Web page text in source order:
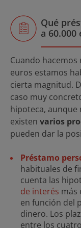
Qué
a 60.000
Cuando
euros estamos
cierta magnitud.
caso muy
hipoteca, aunque
existen varios
pueden dar la
Préstamo
habituales de
cuenta las
de interés más
en función del
dinero. Los
entre los